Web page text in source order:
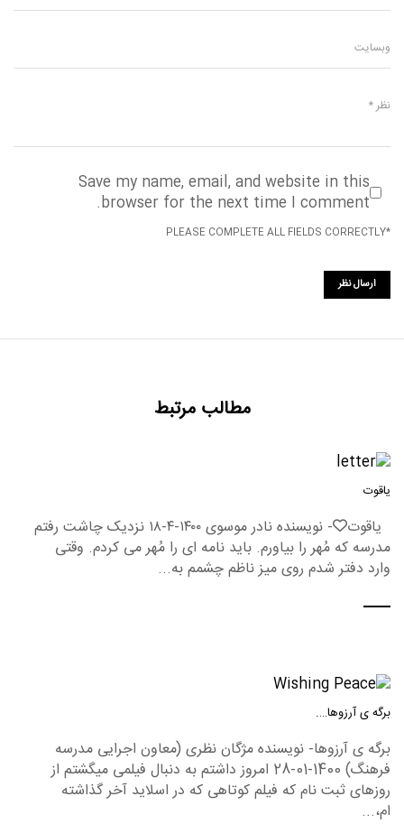
Save my name, email, and website in this
browser for the next time I comment.
*PLEASE COMPLETE ALL FIELDS CORRECTLY
مطالب مرتبط
یاقوت
یاقوت❤️- نویسنده نادر موسوی ۱۴۰۰-۴-۱۸ نزدیک چاشت رفتم
مدرسه که مُهر را بیاورم. باید نامه ای را مُهر می کردم. وقتی
وارد دفتر شدم روی میز ناظم چشمم به...
برگه ی آرزوها….
برگه ی آرزوها- نویسنده مژگان نظری (معاون اجرایی مدرسه
فرهنگ) 1400-01-28 امروز داشتم به دنبال فیلمی میگشتم از
روزهای ثبت نام که فیلم کوتاهی که در اسلاید آخر گذاشته
ام،...